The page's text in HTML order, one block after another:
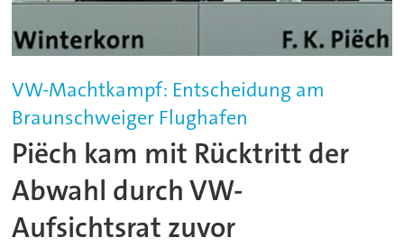
VW-Machtkampf: Entscheidung am
Braunschweiger Flughafen
Piëch kam mit Rücktritt der
Abwahl durch VW-
Aufsichtsrat zuvor